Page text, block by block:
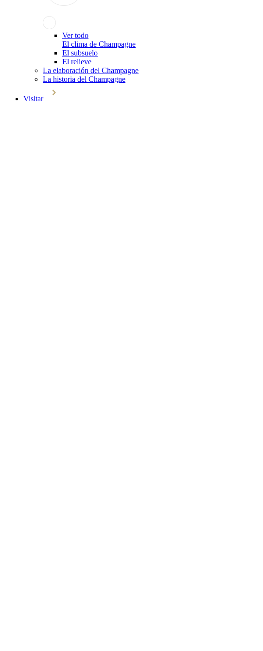
Ver todo
El clima de Champagne
El subsuelo
El relieve
La elaboración del Champagne
La historia del Champagne
Visitar